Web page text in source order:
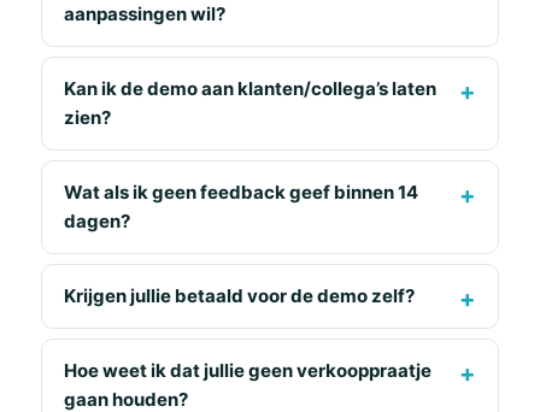
aanpassingen wil?
Kan ik de demo aan klanten/collega’s laten
zien?
Wat als ik geen feedback geef binnen 14
dagen?
Krijgen jullie betaald voor de demo zelf?
Hoe weet ik dat jullie geen verkooppraatje
gaan houden?